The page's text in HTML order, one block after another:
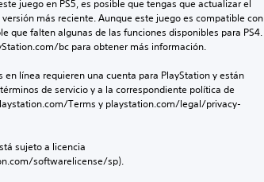
juego en PS5, es posible que tengas que actualizar el
más reciente. Aunque este juego es compatible con
que falten algunas de las funciones disponibles para PS4.
bc para obtener más información.
en línea requieren una cuenta para PlayStation y están
de servicio y a la correspondiente política de
Terms y playstation.com/legal/privacy-
sujeto a licencia
softwarelicense/sp).